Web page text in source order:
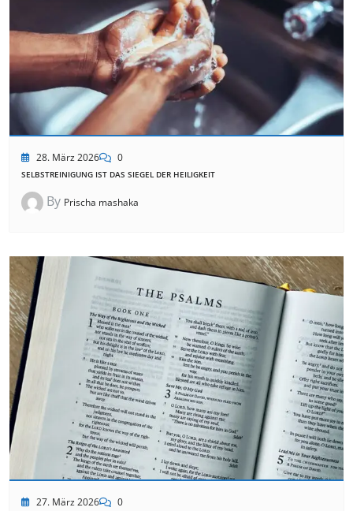
28. März 2026 0
SELBSTREINIGUNG IST DAS SIEGEL DER HEILIGKEIT
By Prischa mashaka
27. März 2026 0